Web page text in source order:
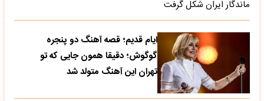
ماندگار ایران شکل گرفت
ایام قدیم؛ قصه آهنگ دو پنجره
گوگوش؛ دقیقا همون جایی که تو
تهران این آهنگ متولد شد